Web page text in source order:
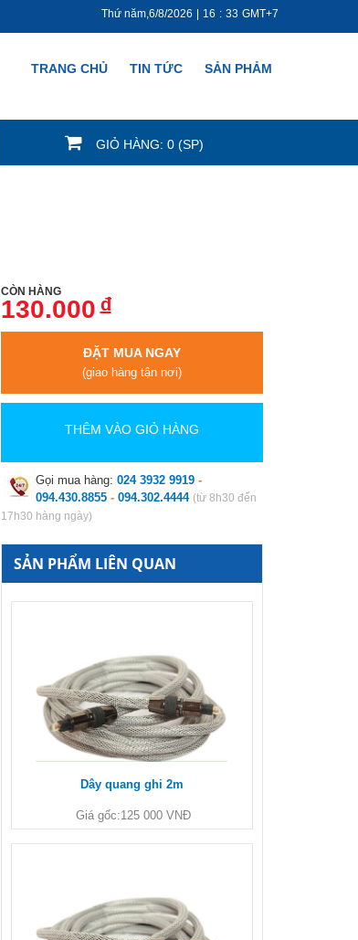
Thứ năm,6/8/2026 16 : 33 GMT+7
TRANG CHỦ TIN TỨC SẢN PHẢM
GIỎ HÀNG: 0 (SP)
CÒN HÀNG
130.000 đ
ĐẶT MUA NGAY
(giao hàng tận nơi)
THÊM VÀO GIỎ HÀNG
Gọi mua hàng: 024 3932 9919-
094.430.8855- 094.302.4444 (từ 8h30 đến
17h30 hàng ngày)
SẢN PHẨM LIÊN QUAN
Dây quang ghi 2m
Giá gốc:125 000 VNĐ